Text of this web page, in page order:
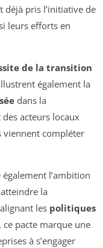
déjà pris l’initiative de
leurs efforts en
de la transition
également la
dans la
acteurs locaux
viennent compléter
l’ambition
la
les politiques
, ce pacte marque une
à s’engager